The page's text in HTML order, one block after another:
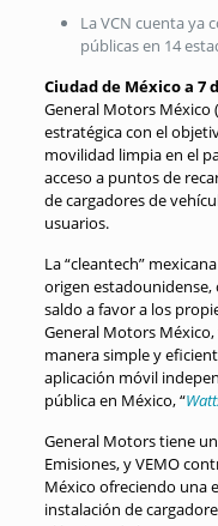
La VCN cuenta ya
públicas en 14
Ciudad de México a 7
General Motors México
estratégica con el
movilidad limpia en el
acceso a puntos de
de cargadores de
usuarios.
La “cleantech”
origen estadounidense,
saldo a favor a los
General Motors México,
manera simple y
aplicación móvil
pública en México, “
General Motors tiene
Emisiones, y VEMO
México ofreciendo una
instalación de